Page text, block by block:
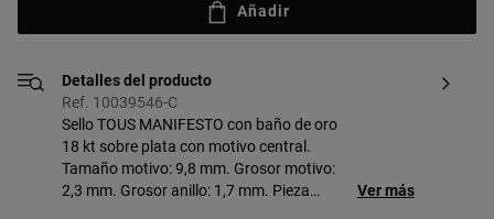
Añadir
Detalles del producto
Ref. 10039546-C
Sello TOUS MANIFESTO con baño de oro
18 kt sobre plata con motivo central.
Tamaño motivo: 9,8 mm. Grosor motivo:
2,3 mm. Grosor anillo: 1,7 mm. Pieza
Ver más